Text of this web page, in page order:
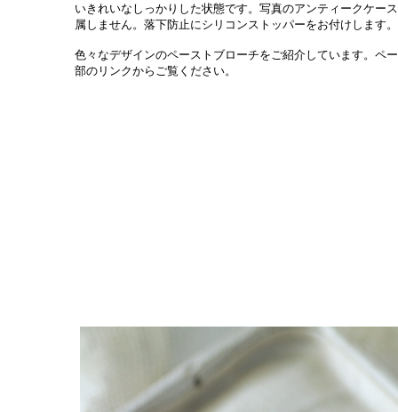
いきれいなしっかりした状態です。写真のアンティークケー
属しません。落下防止にシリコンストッパーをお付けします。
色々なデザインのペーストブローチをご紹介しています。ペ
部のリンクからご覧ください。